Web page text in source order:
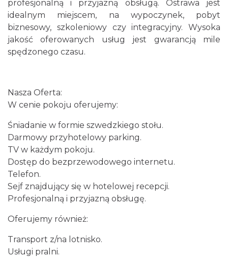
profesjonalną i przyjazną obsługą. Ostrawa jest
idealnym miejscem, na wypoczynek, pobyt
biznesowy, szkoleniowy czy integracyjny. Wysoka
jakość oferowanych usług jest gwarancją mile
spędzonego czasu.
Nasza Oferta:
W cenie pokoju oferujemy:
Śniadanie w formie szwedzkiego stołu.
Darmowy przyhotelowy parking.
TV w każdym pokoju.
Dostęp do bezprzewodowego internetu.
Telefon.
Sejf znajdujący się w hotelowej recepcji.
Profesjonalną i przyjazną obsługę.
Oferujemy również:
Transport z/na lotnisko.
Usługi pralni.